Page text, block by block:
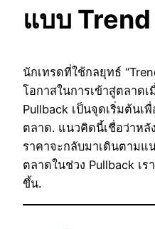
แบบ
นักเทรดที่ใช้กลยุทธ์
โอกาสในการเข้าสู่ตลาด
Pullback เป็นจุดเริ่มต้นเ
ตลาด. แนวคิดนี้เชื่อว่าหลั
ราคาจะกลับมาเดินตามแ
ตลาดในช่วง Pullback เ
ขึ้น.